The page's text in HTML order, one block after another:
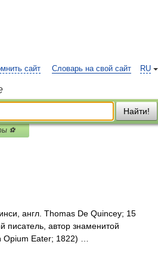
RU
сайт Словарь на свой сайт
Найти!
⚽
англ. Thomas De Quincey; 15
писатель, автор знаменитой
Opium Eater; 1822) …